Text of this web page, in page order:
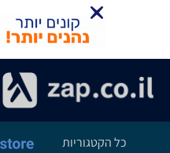
כל הקטגוריות